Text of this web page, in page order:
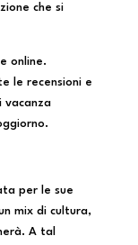
che si
online.
le recensioni e
vacanza
per le sue
mix di cultura,
A tal